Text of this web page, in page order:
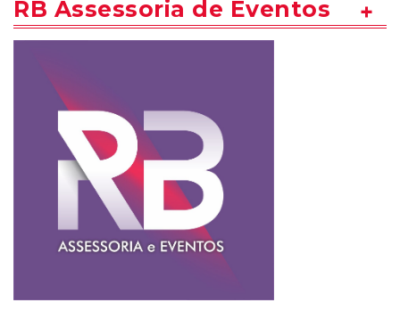
RB Assessoria de Eventos